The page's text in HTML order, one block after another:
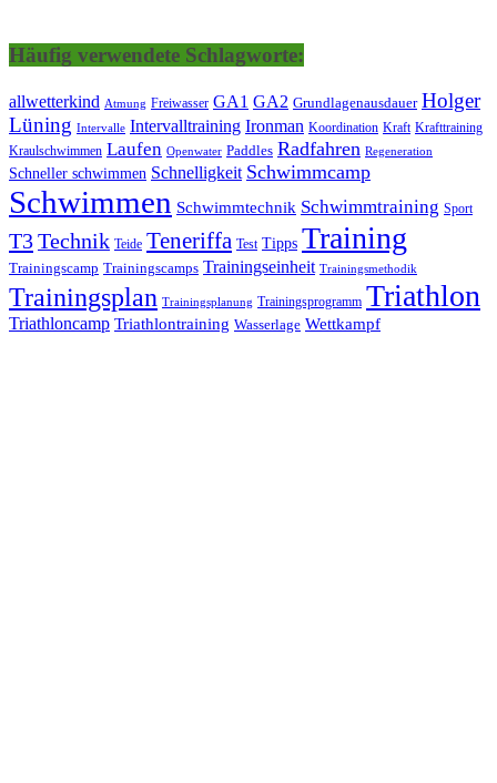
Häufig verwendete Schlagworte:
allwetterkind Atmung Freiwasser GA1 GA2 Grundlagenausdauer Holger
Lüning Intervalle Intervalltraining Ironman Koordination Kraft Krafttraining
Kraulschwimmen Laufen Openwater Paddles Radfahren Regeneration
Schneller schwimmen Schnelligkeit Schwimmcamp
Schwimmen Schwimmtechnik Schwimmtraining Sport
T3Technik Teide Teneriffa Test Tipps Training
Trainingscamp Trainingscamps Trainingseinheit Trainingsmethodik
Trainingsplan Trainingsplanung Trainingsprogramm Triathlon
Triathloncamp Triathlontraining Wasserlage Wettkampf